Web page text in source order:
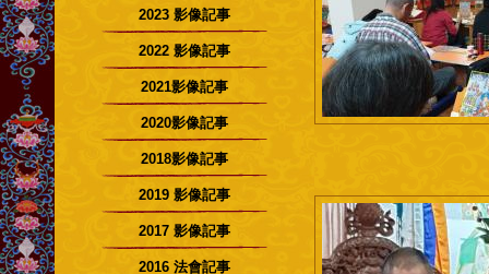
2023 影像記事
2022 影像記事
2021影像記事
2020影像記事
2018影像記事
2019 影像記事
2017 影像記事
2016 法會記事